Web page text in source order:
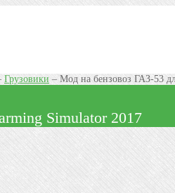
Грузовики – Мод на бензовоз ГАЗ-53
Simulator 2017